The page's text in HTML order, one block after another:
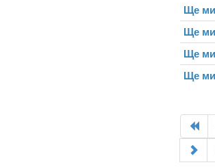
Ще ми
Ще ми
Ще ми
Ще ми